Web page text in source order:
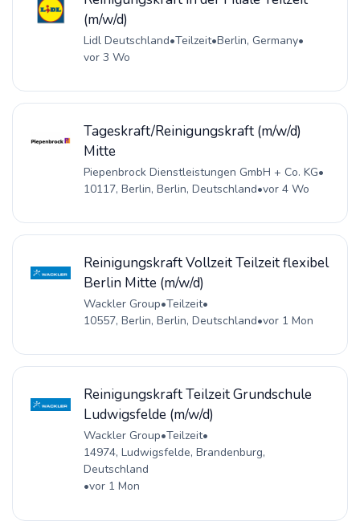
(m/w/d)
Lidl Deutschland•Teilzeit•Berlin, Germany•
vor 3 Wo
Tageskraft/Reinigungskraft (m/w/d)
Mitte
Piepenbrock Dienstleistungen GmbH + Co. KG•
10117, Berlin, Berlin, Deutschland•vor 4 Wo
Reinigungskraft Vollzeit Teilzeit flexibel
Berlin Mitte (m/w/d)
Wackler Group•Teilzeit•
10557, Berlin, Berlin, Deutschland•vor 1 Mon
Reinigungskraft Teilzeit Grundschule
Ludwigsfelde (m/w/d)
Wackler Group•Teilzeit•
14974, Ludwigsfelde, Brandenburg,
Deutschland
•vor 1 Mon